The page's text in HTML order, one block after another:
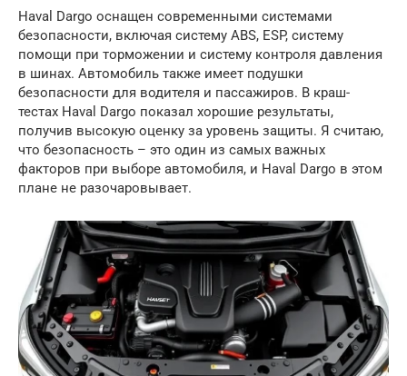
Haval Dargo оснащен современными системами
безопасности, включая систему ABS, ESP, систему
помощи при торможении и систему контроля давления
в шинах. Автомобиль также имеет подушки
безопасности для водителя и пассажиров. В краш-
тестах Haval Dargo показал хорошие результаты,
получив высокую оценку за уровень защиты. Я считаю,
что безопасность – это один из самых важных
факторов при выборе автомобиля, и Haval Dargo в этом
плане не разочаровывает.